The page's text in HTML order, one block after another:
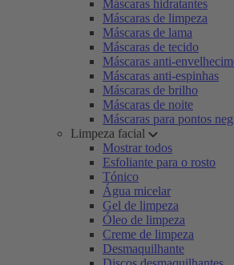
Máscaras hidratantes
Máscaras de limpeza
Máscaras de lama
Máscaras de tecido
Máscaras anti-
Máscaras anti-espinhas
Máscaras de brilho
Máscaras de noite
Máscaras para pontos
Limpeza facial
Mostrar todos
Esfoliante para o rosto
Tónico
Água micelar
Gel de limpeza
Óleo de limpeza
Creme de limpeza
Desmaquilhante